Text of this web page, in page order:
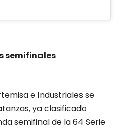
semifinales
e Industriales se
ya clasificado
semifinal de la 64 Serie